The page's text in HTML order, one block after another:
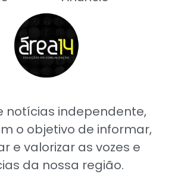
notícias independente,
o objetivo de informar,
e valorizar as vozes e
da nossa região.